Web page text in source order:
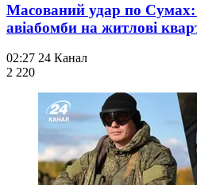
Масований удар по Сумах:
авіабомби на житлові
02:27 24 Канал
2 220